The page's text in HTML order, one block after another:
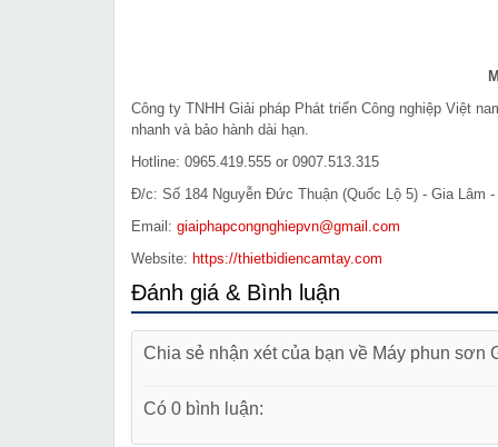
Công ty TNHH Giải pháp Phát triển Công nghiệp Việt
nhanh và bảo hành dài hạn.
Hotline: 0965.419.555 or 0907.513.315
Đ/c: Số 184 Nguyễn Đức Thuận (Quốc Lộ 5) - Gia Lâm -
Email: giaiphapcongnghiepvn@gmail.com
Website: https://thietbidiencamtay.com
Đánh giá & Bình luận
Chia sẻ nhận xét của bạn về Máy phun sơn
Có 0 bình luận: